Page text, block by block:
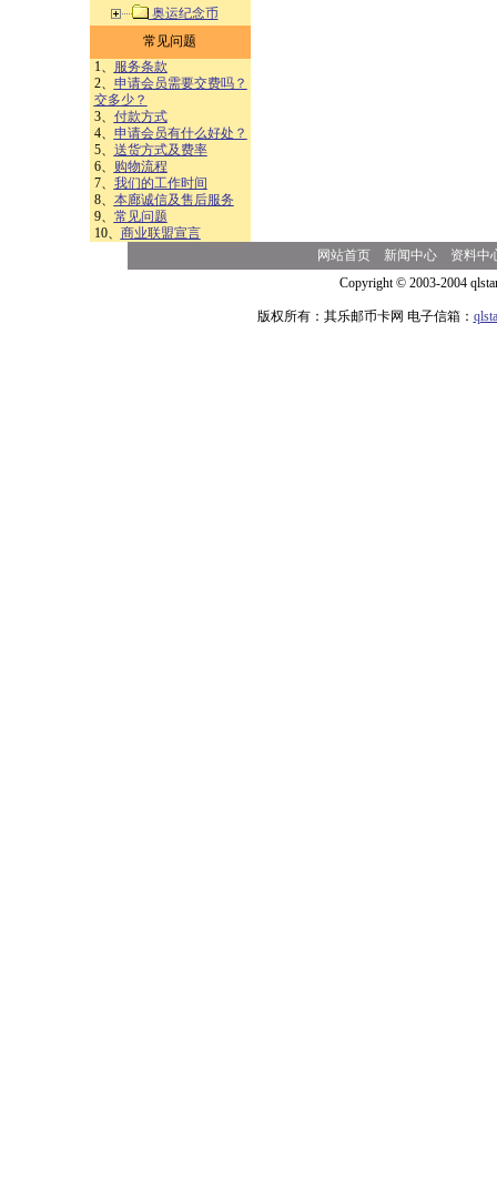
奥运纪念币
常见问题
1、
服务条款
2、 申请会员需要交费吗？
交多少？
3、 付款方式
4、 申请会员有什么好处？
5、 送货方式及费率
6、
购物流程
7、 我们的工作时间
8、 本廊诚信及售后服务
9、 常见问题
10、 商业联盟宣言
网站首页 新闻中心
资料中
Copyright © 2003-2004
版权所有：其乐邮币卡网 电子信箱：